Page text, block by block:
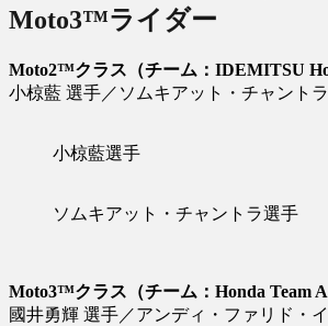
Moto3™ライダー
Moto2™クラス（チーム：IDEMITSU
小椋藍 選手／ソムキアット・チャント
小椋藍選手
ソムキアット・チャントラ選手
Moto3™クラス（チーム：Honda Team
國井勇輝 選手／アンディ・ファリド・